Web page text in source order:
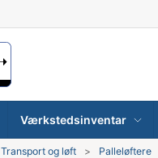
Værkstedsinventar
Transport og løft Palleløftere